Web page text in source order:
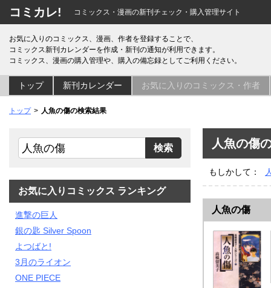
コミカレ! コミックス・漫画の新刊チェック・購入管理サイト
お気に入りのコミックス、漫画、作者を登録することで、
コミックス新刊カレンダーを作成・新刊の通知が利用できます。
コミックス、漫画の購入管理や、購入の備忘録としてご利用ください。
トップ 新刊カレンダー お気に入りのコミックス・作者
トップ 人魚の傷の検索結果
人魚の傷
もしかして：
人魚の傷
お気に入りコミックス ランキング
進撃の巨人
銀の匙 Silver Spoon
よつばと!
3月のライオン
ONE PIECE